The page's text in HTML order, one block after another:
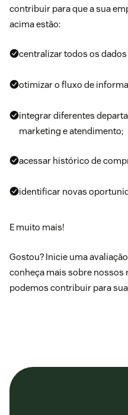
contribuir para que a sua
acima estão:
centralizar todos os
otimizar o fluxo de
integrar diferentes
marketing e atendimento;
acessar histórico de
identificar novas
E muito mais!
Gostou? Inicie uma
conheça mais sobre nossos
podemos contribuir para